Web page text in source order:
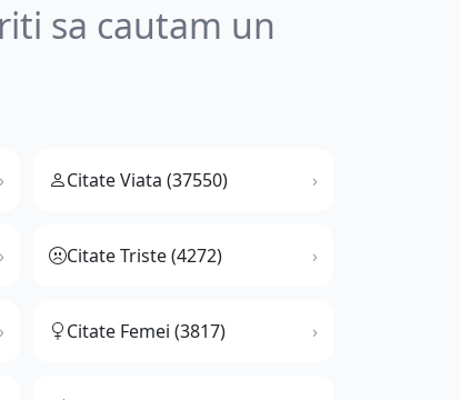
sa cautam un
Citate Viata (37550)
Citate Triste (4272)
Citate Femei (3817)